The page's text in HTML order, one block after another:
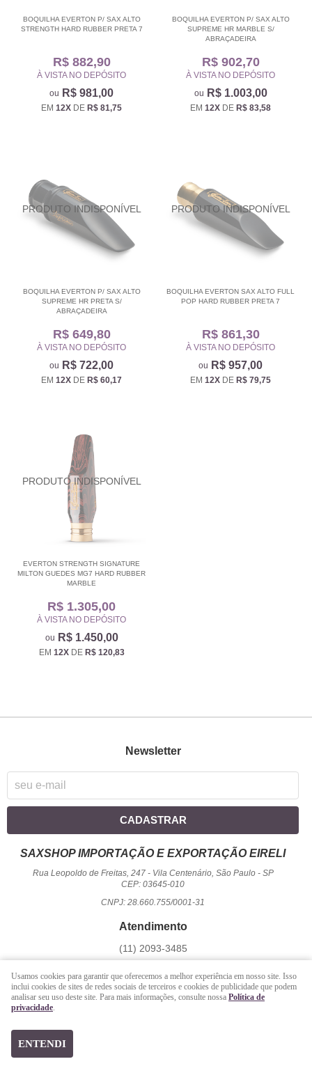
BOQUILHA EVERTON P/ SAX ALTO
STRENGTH HARD RUBBER PRETA 7
R$ 882,90
À VISTA NO DEPÓSITO
R$ 981,00
EM 12X DE R$ 81,75
BOQUILHA EVERTON P/ SAX ALTO
SUPREME HR MARBLE S/
ABRAÇADEIRA
R$ 902,70
À VISTA NO DEPÓSITO
R$ 1.003,00
EM 12X DE R$ 83,58
BOQUILHA EVERTON P/ SAX ALTO
SUPREME HR PRETA S/
ABRAÇADEIRA
R$ 649,80
À VISTA NO DEPÓSITO
R$ 722,00
EM 12X DE R$ 60,17
BOQUILHA EVERTON SAX ALTO FULL
POP HARD RUBBER PRETA 7
R$ 861,30
À VISTA NO DEPÓSITO
R$ 957,00
EM 12X DE R$ 79,75
EVERTON STRENGTH SIGNATURE
MILTON GUEDES MG7 HARD RUBBER
MARBLE
R$ 1.305,00
À VISTA NO DEPÓSITO
R$ 1.450,00
EM 12XDE R$ 120,83
Newsletter
CADASTRAR
SAXSHOP IMPORTAÇÃO E EXPORTAÇÃO EIRELI
Rua Leopoldo de Freitas, 247- Vila Centenário, São Paulo- SP
CEP: 03645-010
CNPJ: 28.660.755/0001-31
Atendimento
(11) 2093-3485
Seg a Sex - 09 hrs às 17:00 hrs / Sáb - 09 hrs às 13 hrs.
atendimento@saxshop.com.br
Usamos cookies para garantir que oferecemos a melhor experiência em nosso site. Isso
inclui cookies de sites de redes sociais de terceiros e cookies de publicidade que podem
analisar seu uso deste site. Para mais informações, consulte nossa Política de
privacidade.
ENTENDI